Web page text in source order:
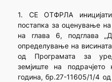
1. СЕ ОТФРЛА
постапка за оценување на
на глава 6, подглава
определување на
од Програмата за
земјиште на
година, бр.27-11605/1/4